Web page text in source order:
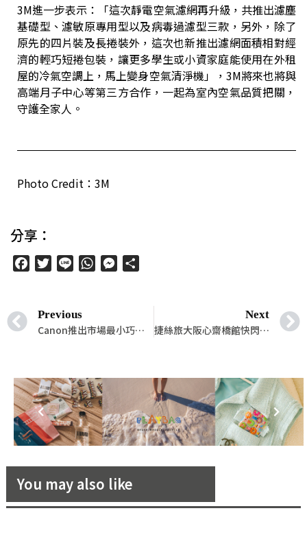
3M進一步表示：「這次靜電空氣濾網再升級，共推出濾塵
基礎型、濾敏原專用型以及病毒過濾型三款，另外，除了
原先的四片裝及長捲裝外，這次也新推出濾網面積相對經
濟的輕巧短捲包裝，讓更多學生或小資家庭能使用在外租
屋的冷氣空調上，馬上變身空氣清淨機」，3M將來也將與
高端月子中心等第三方合作，一起為室內空氣品質把關，
守護全家人。
Photo Credit：3M
分享：
FacebookTwitter
Line WhatsAppMessenger
Previous
Canon推出市場最小巧大尺寸繪圖機imagePROGRAF TC-20，滿足CAD/CAM繪圖與海報輸出一機雙用途！同級品最優機體寬度僅有96.8cm
Next
捷絲旅大阪心齋橋館快閃熱賣！三天兩夜最低每人每晚台幣千元起，早鳥再送「大阪地鐵一日券」
You may also like